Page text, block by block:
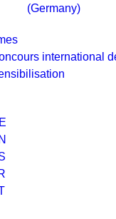
(Germany)
international